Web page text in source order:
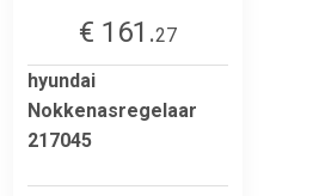
€ 161.27
hyundai
Nokkenasregelaar
217045